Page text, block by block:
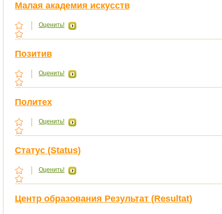
Малая академия искусств
Оценить!
Позитив
Оценить!
Политех
Оценить!
Статус (Status)
Оценить!
Центр образования Результат (Resultat)